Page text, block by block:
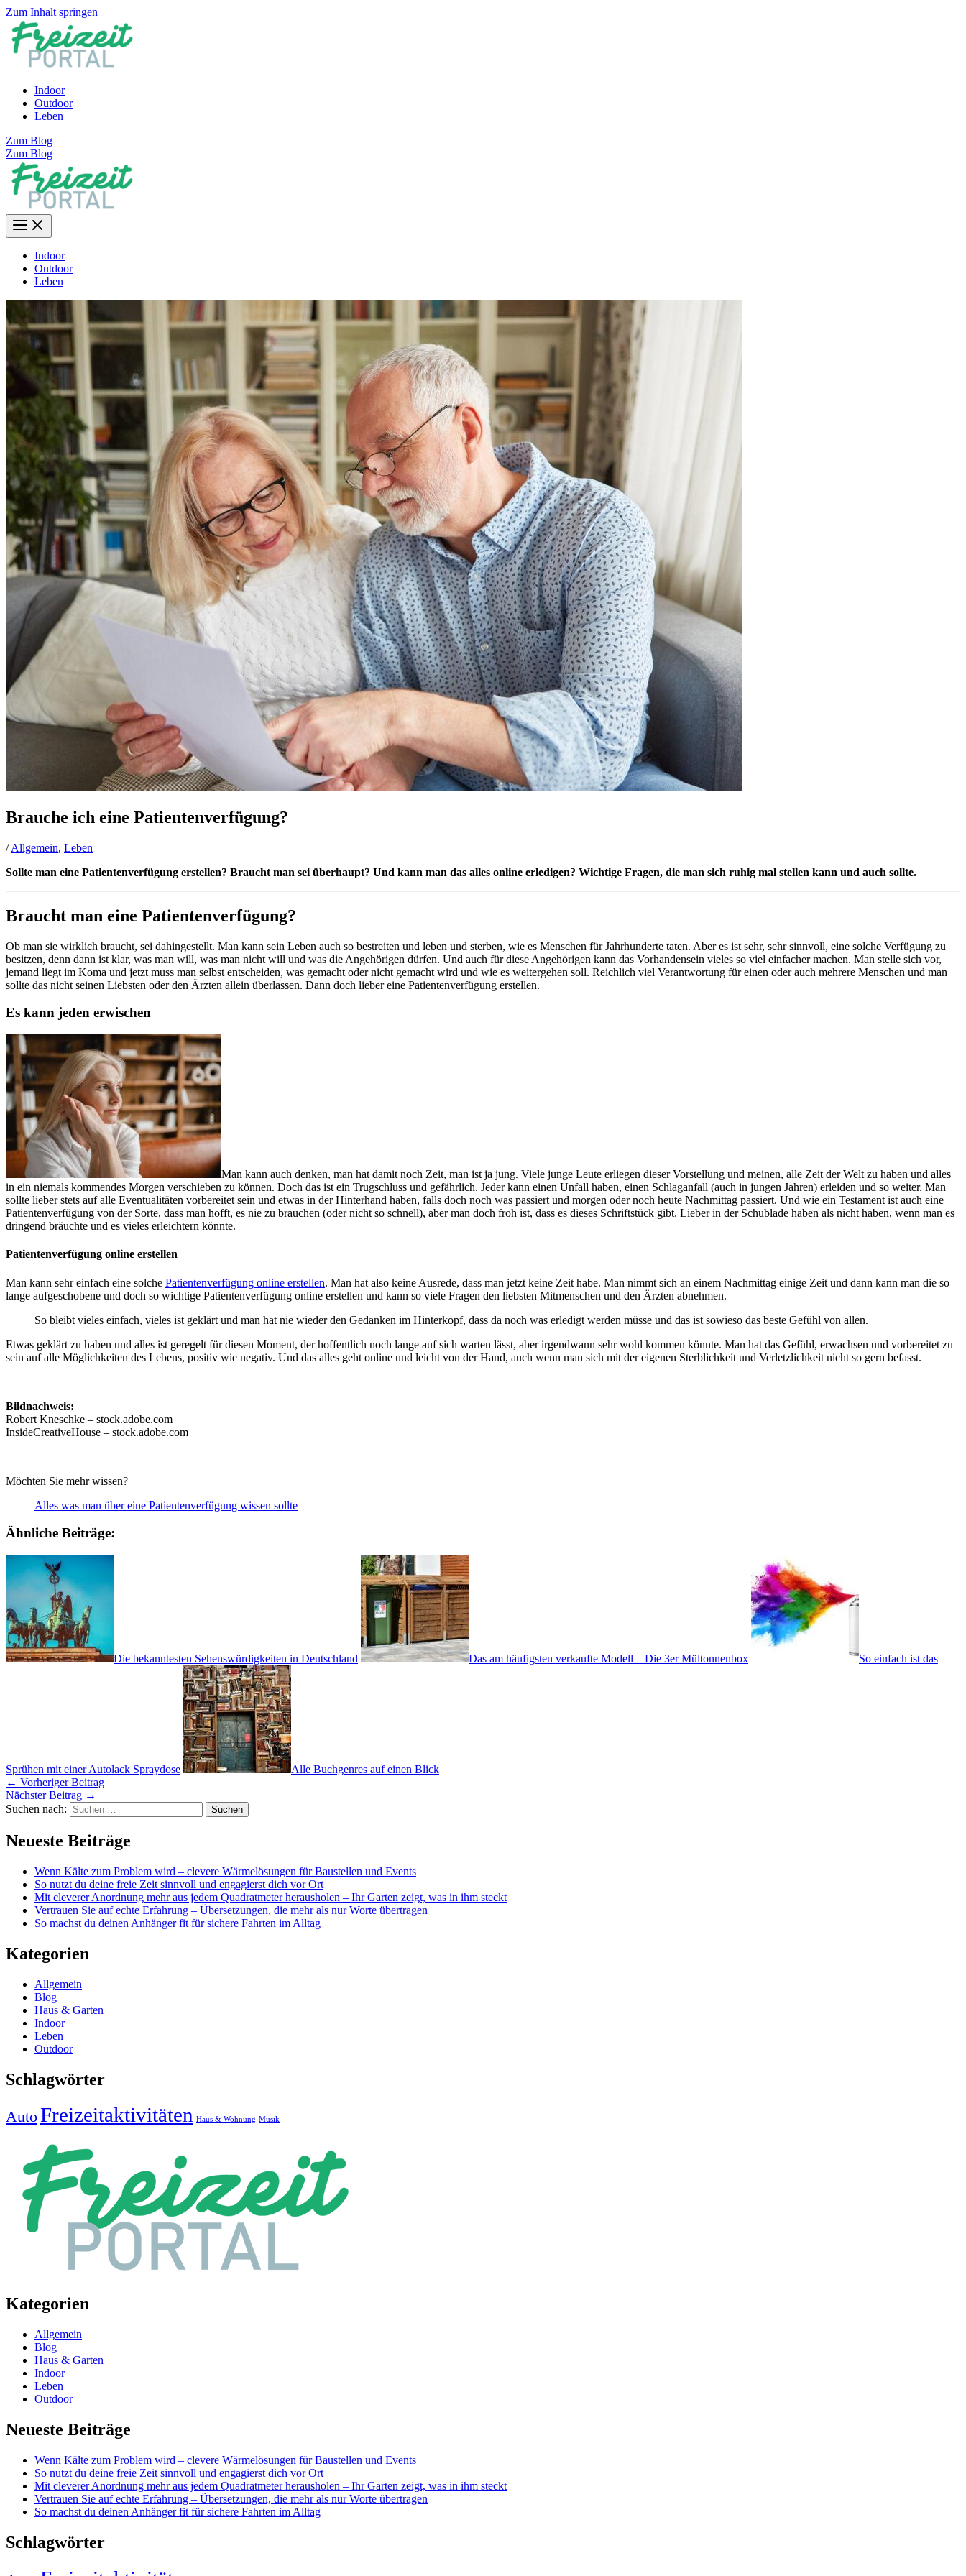
Zum Inhalt springen
Indoor
Outdoor
Leben
Zum Blog
Zum Blog
Indoor
Outdoor
Leben
Brauche ich eine Patientenverfügung?
/Allgemein, Leben
Sollte man eine Patientenverfügung erstellen? Braucht man sei überhaupt? Und kann man das alles online erledigen? Wichtige Fragen, die man sich ruhig mal stellen kann und auch sollte.
Braucht man eine Patientenverfügung?
Ob man sie wirklich braucht, sei dahingestellt. Man kann sein Leben auch so bestreiten und leben und sterben, wie es Menschen für Jahrhunderte taten. Aber es ist sehr, sehr sinnvoll, eine solche Verfügung zu
besitzen, denn dann ist klar, was man will, was man nicht will und was die Angehörigen dürfen. Und auch für diese Angehörigen kann das Vorhandensein vieles so viel einfacher machen. Man stelle sich vor,
jemand liegt im Koma und jetzt muss man selbst entscheiden, was gemacht oder nicht gemacht wird und wie es weitergehen soll. Reichlich viel Verantwortung für einen oder auch mehrere Menschen und man
sollte das nicht seinen Liebsten oder den Ärzten allein überlassen. Dann doch lieber eine Patientenverfügung erstellen.
Es kann jeden erwischen
Man kann auch denken, man hat damit noch Zeit, man ist ja jung. Viele junge Leute erliegen dieser Vorstellung und meinen, alle Zeit der Welt zu haben und alles
in ein niemals kommendes Morgen verschieben zu können. Doch das ist ein Trugschluss und gefährlich. Jeder kann einen Unfall haben, einen Schlaganfall (auch in jungen Jahren) erleiden und so weiter. Man
sollte lieber stets auf alle Eventualitäten vorbereitet sein und etwas in der Hinterhand haben, falls doch noch was passiert und morgen oder noch heute Nachmittag passiert. Und wie ein Testament ist auch eine
Patientenverfügung von der Sorte, dass man hofft, es nie zu brauchen (oder nicht so schnell), aber man doch froh ist, dass es dieses Schriftstück gibt. Lieber in der Schublade haben als nicht haben, wenn man es
dringend bräuchte und es vieles erleichtern könnte.
Patientenverfügung online erstellen
Man kann sehr einfach eine solche Patientenverfügung online erstellen. Man hat also keine Ausrede, dass man jetzt keine Zeit habe. Man nimmt sich an einem Nachmittag einige Zeit und dann kann man die so
lange aufgeschobene und doch so wichtige Patientenverfügung online erstellen und kann so viele Fragen den liebsten Mitmenschen und den Ärzten abnehmen.
So bleibt vieles einfach, vieles ist geklärt und man hat nie wieder den Gedanken im Hinterkopf, dass da noch was erledigt werden müsse und das ist sowieso das beste Gefühl von allen.
Etwas geklärt zu haben und alles ist geregelt für diesen Moment, der hoffentlich noch lange auf sich warten lässt, aber irgendwann sehr wohl kommen könnte. Man hat das Gefühl, erwachsen und vorbereitet zu
sein auf alle Möglichkeiten des Lebens, positiv wie negativ. Und das alles geht online und leicht von der Hand, auch wenn man sich mit der eigenen Sterblichkeit und Verletzlichkeit nicht so gern befasst.
Bildnachweis:
Robert Kneschke – stock.adobe.com
InsideCreativeHouse – stock.adobe.com
Möchten Sie mehr wissen?
Alles was man über eine Patientenverfügung wissen sollte
Ähnliche Beiträge:
Die bekanntesten Sehenswürdigkeiten in Deutschland Das am häufigsten verkaufte Modell – Die 3er Mültonnenbox So einfach ist das
Sprühen mit einer Autolack Spraydose
Alle Buchgenres auf einen Blick
← Vorheriger Beitrag
Nächster Beitrag →
Suchen nach:
Neueste Beiträge
Wenn Kälte zum Problem wird – clevere Wärmelösungen für Baustellen und Events
So nutzt du deine freie Zeit sinnvoll und engagierst dich vor Ort
Mit cleverer Anordnung mehr aus jedem Quadratmeter herausholen – Ihr Garten zeigt, was in ihm steckt
Vertrauen Sie auf echte Erfahrung – Übersetzungen, die mehr als nur Worte übertragen
So machst du deinen Anhänger fit für sichere Fahrten im Alltag
Kategorien
Allgemein
Blog
Haus & Garten
Indoor
Leben
Outdoor
Schlagwörter
AutoFreizeitaktivitäten Haus & Wohnung Musik
Kategorien
Allgemein
Blog
Haus & Garten
Indoor
Leben
Outdoor
Neueste Beiträge
Wenn Kälte zum Problem wird – clevere Wärmelösungen für Baustellen und Events
So nutzt du deine freie Zeit sinnvoll und engagierst dich vor Ort
Mit cleverer Anordnung mehr aus jedem Quadratmeter herausholen – Ihr Garten zeigt, was in ihm steckt
Vertrauen Sie auf echte Erfahrung – Übersetzungen, die mehr als nur Worte übertragen
So machst du deinen Anhänger fit für sichere Fahrten im Alltag
Schlagwörter